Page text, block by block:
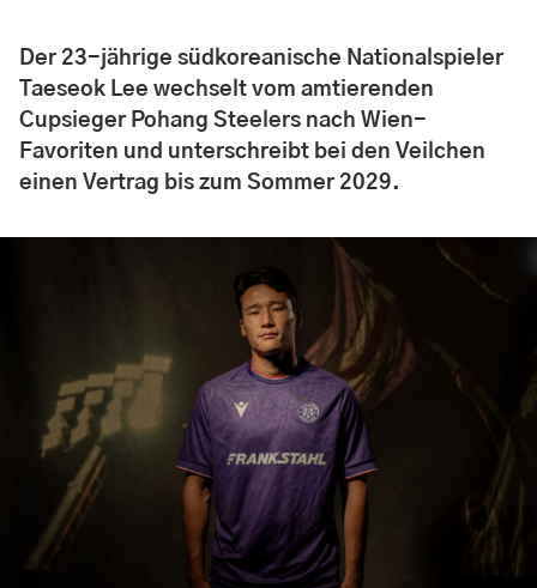
Der 23-jährige südkoreanische Nationalspieler
Taeseok Lee wechselt vom amtierenden
Cupsieger Pohang Steelers nach Wien-
Favoriten und unterschreibt bei den Veilchen
einen Vertrag bis zum Sommer 2029.